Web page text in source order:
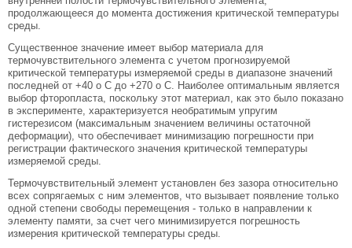
продолжающееся до момента достижения критической температуры
среды.
Существенное значение имеет выбор материала для
термочувствительного элемента с учетом прогнозируемой
критической температуры измеряемой среды в диапазоне значений
последней от +40 o C до +270 o C. Наиболее оптимальным является
выбор фторопласта, поскольку этот материал, как это было показано
в эксперименте, характеризуется необратимым упругим
гистерезисом (максимальным значением величины остаточной
деформации), что обеспечивает минимизацию погрешности при
регистрации фактического значения критической температуры
измеряемой среды.
Термочувствительный элемент установлен без зазора относительно
всех сопрягаемых с ним элементов, что вызывает появление только
одной степени свободы перемещения - только в направлении к
элементу памяти, за счет чего минимизируется погрешность
измерения критической температуры среды.